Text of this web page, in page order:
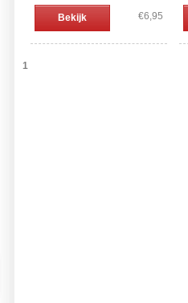
Bekijk €6,95
1